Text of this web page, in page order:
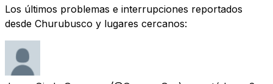
Los últimos problemas e interrupciones reportados
desde Churubusco y lugares cercanos: